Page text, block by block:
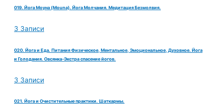
019. Йога Моуна (Mouna). Йога Молчания. Медитация Безмолвия.
3 Записи
020. Йога и Еда. Питания Физическое, Ментальное, Эмоциональное, Духовное. Йога
и Голодания. Овсянка-Экстра спасение йогов.
3 Записи
021. Йога и Очистительные практики. Шаткармы.